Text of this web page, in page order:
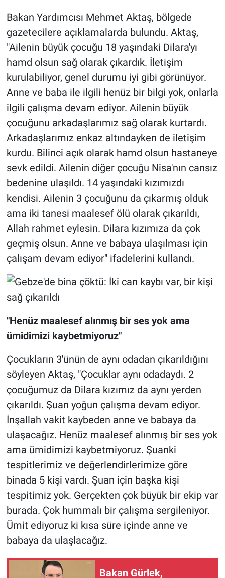
Bakan Yardımcısı Mehmet Aktaş, bölgede
gazetecilere açıklamalarda bulundu. Aktaş,
"Ailenin büyük çocuğu 18 yaşındaki Dilara'yı
hamd olsun sağ olarak çıkardık. İletişim
kurulabiliyor, genel durumu iyi gibi görünüyor.
Anne ve baba ile ilgili henüz bir bilgi yok, onlarla
ilgili çalışma devam ediyor. Ailenin büyük
çocuğunu arkadaşlarımız sağ olarak kurtardı.
Arkadaşlarımız enkaz altındayken de iletişim
kurdu. Bilinci açık olarak hamd olsun hastaneye
sevk edildi. Ailenin diğer çocuğu Nisa'nın cansız
bedenine ulaşıldı. 14 yaşındaki kızımızdı
kendisi. Ailenin 3 çocuğunu da çıkarmış olduk
ama iki tanesi maalesef ölü olarak çıkarıldı,
Allah rahmet eylesin. Dilara kızımıza da çok
geçmiş olsun. Anne ve babaya ulaşılması için
çalışam devam ediyor" ifadelerini kullandı.
"Henüz maalesef alınmış bir ses yok ama
ümidimizi kaybetmiyoruz"
Çocukların 3'ünün de aynı odadan çıkarıldığını
söyleyen Aktaş, "Çocuklar aynı odadaydı. 2
çocuğumuz da Dilara kızımız da aynı yerden
çıkarıldı. Şuan yoğun çalışma devam ediyor.
İnşallah vakit kaybeden anne ve babaya da
ulaşacağız. Henüz maalesef alınmış bir ses yok
ama ümidimizi kaybetmiyoruz. Şuanki
tespitlerimiz ve değerlendirlerimize göre
binada 5 kişi vardı. Şuan için başka kişi
tespitimiz yok. Gerçekten çok büyük bir ekip var
burada. Çok hummalı bir çalışma sergileniyor.
Ümit ediyoruz ki kısa süre içinde anne ve
babaya da ulaşlacağız.
Bakan Gürlek,